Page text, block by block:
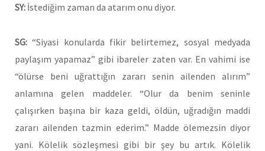
SY: İstediğim zaman da atarım onu diyor.
SG: “Siyasi konularda fikir belirtemez, sosyal medyada
paylaşım yapamaz” gibi ibareler zaten var. En vahimi ise
“ölürse beni uğrattığın zararı senin ailenden alırım”
anlamına gelen maddeler. “Olur da benim seninle
çalışırken başına bir kaza geldi, öldün, uğradığın maddi
zararı ailenden tazmin ederim.” Madde ölemezsin diyor
yani. Kölelik sözleşmesi gibi bir şey bu artık. Kölelik